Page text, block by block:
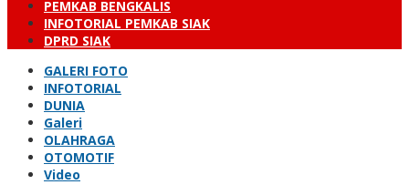
PEMKAB BENGKALIS
INFOTORIAL PEMKAB SIAK
DPRD SIAK
GALERI FOTO
INFOTORIAL
DUNIA
Galeri
OLAHRAGA
OTOMOTIF
Video